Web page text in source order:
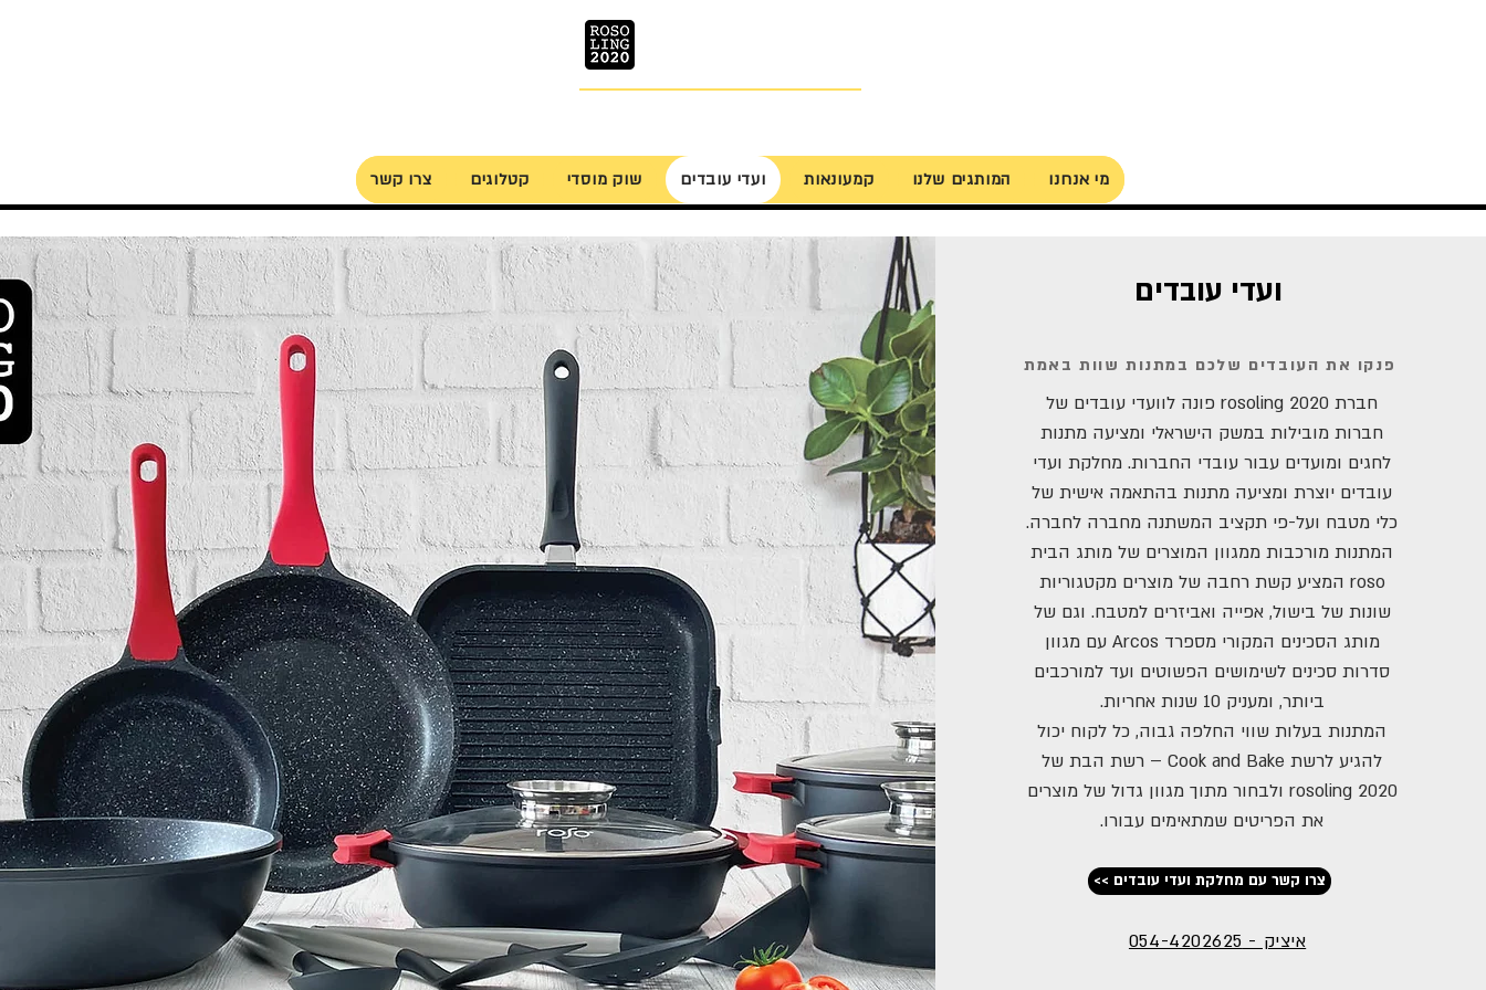
מי אנחנו המותגים שלנו קמעונאות ועדי עובדים שוק מוסדי קטלוגים צרו קשר
ועדי עובדים
פנקו את העובדים שלכם במתנות שוות באמת
חברת rosoling 2020 פונה לוועדי עובדים של
חברות מובילות במשק הישראלי ומציעה מתנות
לחגים ומועדים עבור עובדי החברות. מחלקת ועדי
עובדים יוצרת ומציעה מתנות בהתאמה אישית של
כלי מטבח ועל-פי תקציב המשתנה מחברה לחברה.
המתנות מורכבות ממגוון המוצרים של מותג הבית
roso המציע קשת רחבה של מוצרים מקטגוריות
שונות של בישול, אפייה ואביזרים למטבח. וגם של
מותג הסכינים המקורי מספרד Arcos עם מגוון
סדרות סכינים לשימושים הפשוטים ועד למורכבים
ביותר, ומעניק 10 שנות אחריות.
המתנות בעלות שווי החלפה גבוה, כל לקוח יכול
להגיע לרשת Cook and Bake – רשת הבת של
rosoling 2020 ולבחור מתוך מגוון גדול של מוצרים
את הפריטים שמתאימים עבורו.
<< צרו קשר עם מחלקת ועדי עובדים
איציק - 054-4202625